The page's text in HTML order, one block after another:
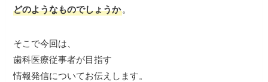
どのようなものでしょうか 。
そこで今回は、
歯科医療従事者が目指す
情報発信についてお伝えします。